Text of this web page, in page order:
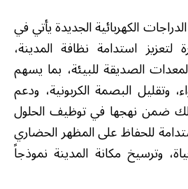
الكهربائية الجديدة يأتي في
استدامة نظافة المدينة،
الصديقة للبيئة، بما يسهم
وتقليل البصمة الكربونية، ودعم
ضمن نهجها في توظيف الحلول
للحفاظ على المظهر الحضاري
وترسيخ مكانة المدينة نموذجاً